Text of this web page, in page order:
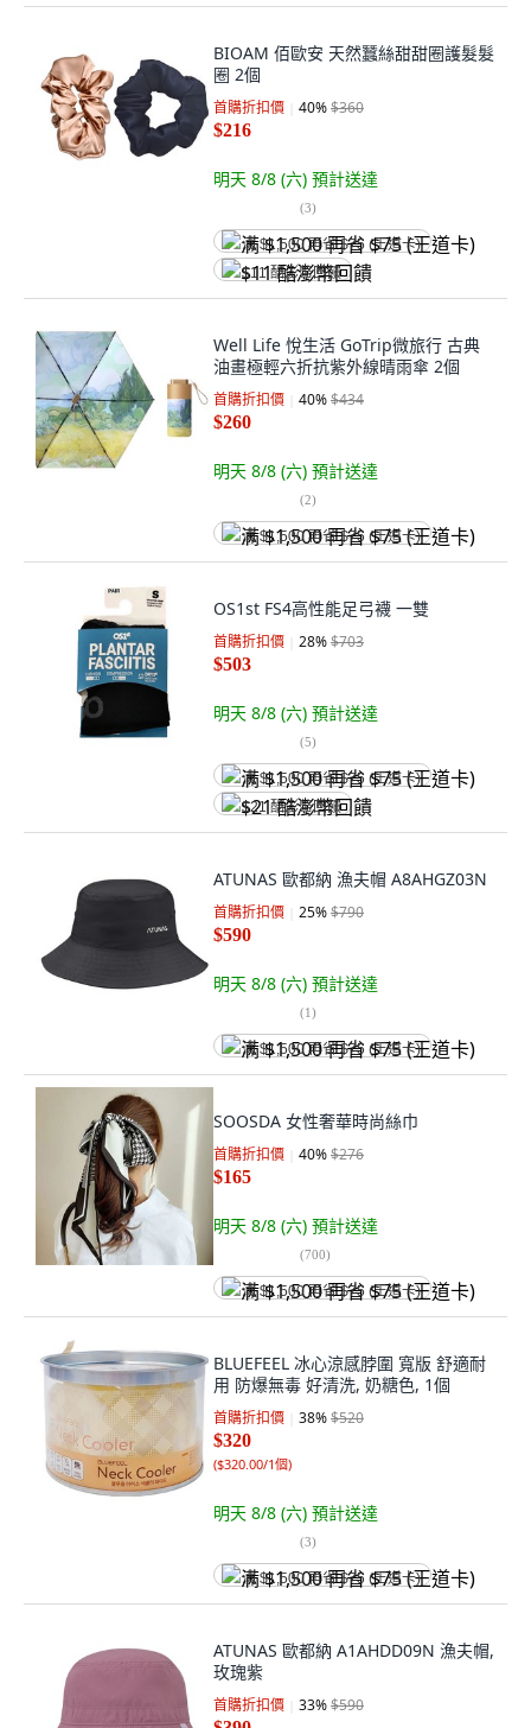
BIOAM 佰歐安 天然蠶絲甜甜圈護髮髮
圈 2個
首購折扣價 40%$360
$216
明天 8/8 (六) 預計送達
(3)
满 $1,500 再省 $75 (王道卡)
$11 酷澎幣回饋
Well Life 悅生活 GoTrip微旅行 古典
油畫極輕六折抗紫外線晴雨傘 2個
首購折扣價 40%$434
$260
明天 8/8 (六) 預計送達
(2)
满 $1,500 再省 $75 (王道卡)
OS1st FS4高性能足弓襪 一雙
首購折扣價 28%$703
$503
明天 8/8 (六) 預計送達
(5)
满 $1,500 再省 $75 (王道卡)
$21 酷澎幣回饋
ATUNAS 歐都納 漁夫帽 A8AHGZ03N
首購折扣價 25%$790
$590
明天 8/8 (六) 預計送達
(1)
满 $1,500 再省 $75 (王道卡)
SOOSDA 女性奢華時尚絲巾
首購折扣價 40%$276
$165
明天 8/8 (六) 預計送達
(700)
满 $1,500 再省 $75 (王道卡)
BLUEFEEL 冰心涼感脖圍 寬版 舒適耐
用 防爆無毒 好清洗, 奶糖色, 1個
首購折扣價 38%$520
$320
($320.00/1個)
明天 8/8 (六) 預計送達
(3)
满 $1,500 再省 $75 (王道卡)
ATUNAS 歐都納 A1AHDD09N 漁夫帽,
玫瑰紫
首購折扣價 33%$590